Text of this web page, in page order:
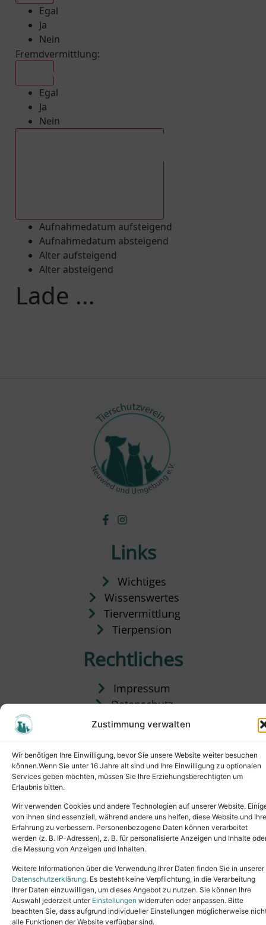
Zustimmung verwalten
Wir benötigen Ihre Einwilligung, bevor Sie unsere Website weiter besuchen
können.Wenn Sie unter 16 Jahre alt sind und Ihre Einwilligung zu optionalen
Services geben möchten, müssen Sie Ihre Erziehungsberechtigten um
Erlaubnis bitten.
Wir verwenden Cookies und andere Technologien auf unserer Website.
von ihnen sind essenziell, während andere uns helfen, diese Website und Ihre
Erfahrung zu verbessern. Personenbezogene Daten können verarbeitet
werden (z. B. IP-Adressen), z. B. für personalisierte Anzeigen und Inhalte
die Messung von Anzeigen und Inhalten.
Weitere Informationen über die Verwendung Ihrer Daten finden Sie in unserer
Datenschutzerklärung. Es besteht keine Verpflichtung, in die Verarbeitung
Ihrer Daten einzuwilligen, um dieses Angebot zu nutzen. Sie können Ihre
Auswahl jederzeit unter Einstellungen widerrufen oder anpassen. Bitte
beachten Sie, dass aufgrund individueller Einstellungen möglicherweise
alle Funktionen der Website verfügbar sind.
Egal
Ja
Nein
Fremdvermittlung:
Egal
Ja
Nein
Aufnahmedatum aufsteigend
Aufnahmedatum absteigend
Alter aufsteigend
Alter absteigend
Lade ...
Links
Wichtiges
Wissenswertes
Tiervermittlung
Tierpension
Rechtliches
Impressum
Datenschutz
Satzung
Copyright © 2024. All rights reserved.
Tel.: (02631) 55356buero@tierheim-neuwied.de
Ludwigshof 1, 56567 Neuwied